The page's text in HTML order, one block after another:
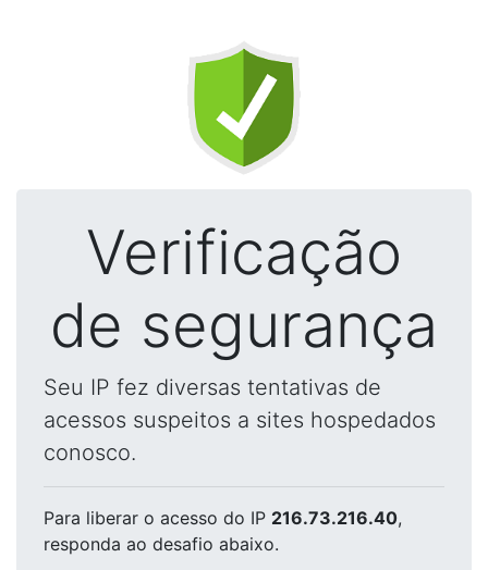
Verificação
de segurança
Seu IP fez diversas tentativas de
acessos suspeitos a sites hospedados
conosco.
Para liberar o acesso do IP 216.73.216.40,
responda ao desafio abaixo.